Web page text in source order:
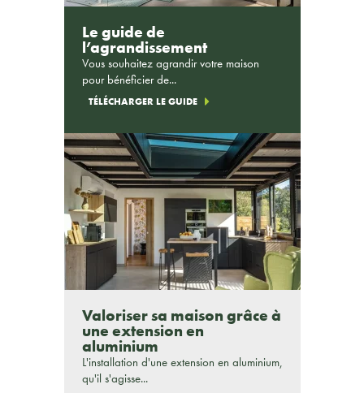
Le guide de
l’agrandissement
Vous souhaitez agrandir votre maison
pour bénéficier de...
TÉLÉCHARGER LE GUIDE
Valoriser sa maison grâce à
une extension en
aluminium
L'installation d'une extension en aluminium,
qu'il s'agisse...